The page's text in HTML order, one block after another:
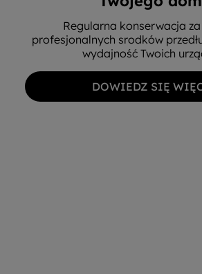
Regularna konserwacja
profesjonalnych srodków
wydajność Twoich
DOWIEDZ SIĘ